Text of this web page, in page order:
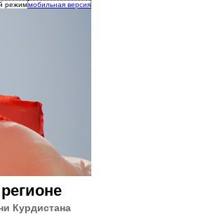
режиммобильная версия
Курдистана